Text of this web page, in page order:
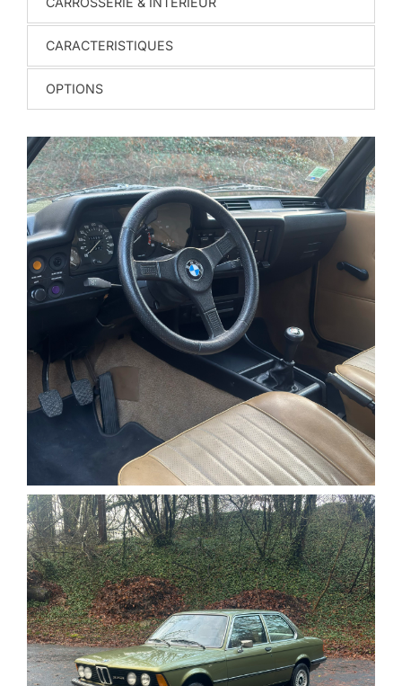
CARACTERISTIQUES
OPTIONS